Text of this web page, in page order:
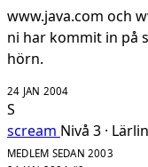
www.java.com och
ni har kommit in på
hörn.
24 JAN 2004
S
scream Nivå 3 ·
MEDLEM SEDAN 2003